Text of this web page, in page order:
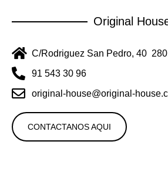
Original
C/Rodriguez San Pedro, 40
91 543 30 96
original-house@original-
CONTACTANOS AQUI